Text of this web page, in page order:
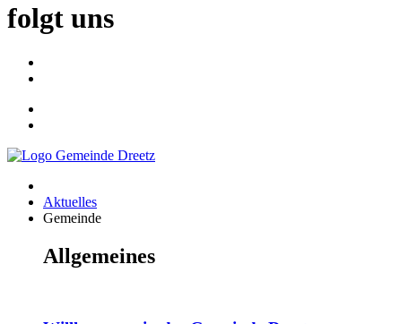
folgt uns
Aktuelles
Gemeinde
Allgemeines